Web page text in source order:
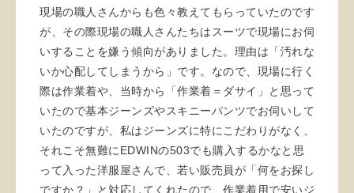
現場の職人さんからも色々教えてもらっていたのです
が、その際現場の職人さんたちはスーツで現場にお伺
いすることを嫌う傾向がありました。理由は「汚れな
いか心配してしまうから」です。なので、現場に行く
際は作業着や、当時から「作業着＝ダサイ」と思って
いたので基本ジーンズやスキニーパンツでお伺いして
いたのですが、私はジーンズに特にこだわりがなく、
それこそ無難にEDWINの503でも購入するかなと思
って入った洋服屋さんで、若い販売員が「何をお探し
ですか？」と対応してくれたので、作業着用で安いジ